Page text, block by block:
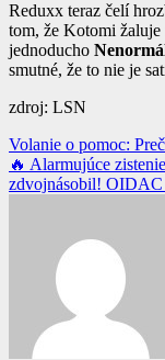
Reduxx teraz čelí
tom, že Kotomi
jednoducho
smutné, že to nie je
zdroj: LSN
Navigácia
v
Volanie o pomoc:
🔥 Alarmujúce
zdvojnásobil!